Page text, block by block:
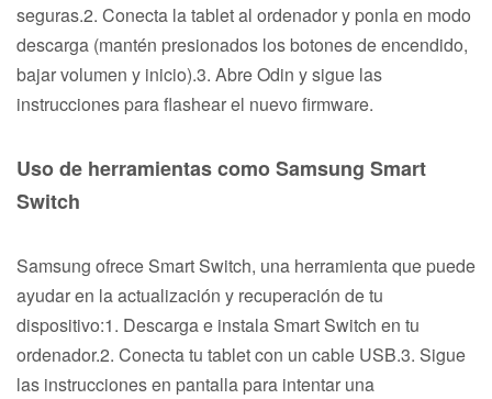
seguras.2. Conecta la tablet al ordenador y ponla en modo
descarga (mantén presionados los botones de encendido,
bajar volumen y inicio).3. Abre Odin y sigue las
instrucciones para flashear el nuevo firmware.
Uso de herramientas como Samsung Smart
Switch
Samsung ofrece Smart Switch, una herramienta que puede
ayudar en la actualización y recuperación de tu
dispositivo:1. Descarga e instala Smart Switch en tu
ordenador.2. Conecta tu tablet con un cable USB.3. Sigue
las instrucciones en pantalla para intentar una